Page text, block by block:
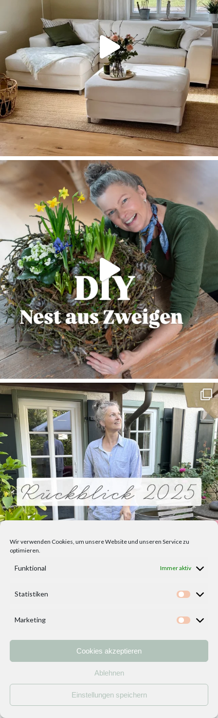
Wir verwenden Cookies, um unsere Website und unseren Service zu
optimieren.
Funktional Immer aktiv
Statistiken
Marketing
Cookies akzeptieren
Ablehnen
Einstellungen speichern
ÜBER MICH und DEKOIDEENREICH